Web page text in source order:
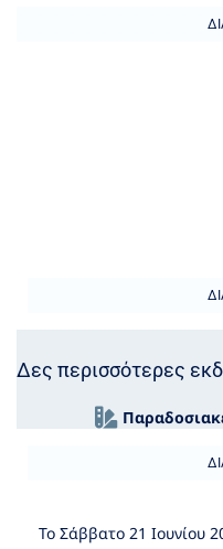
Δες περισσότερες
Το Σάββατο 21 Ιουνίου